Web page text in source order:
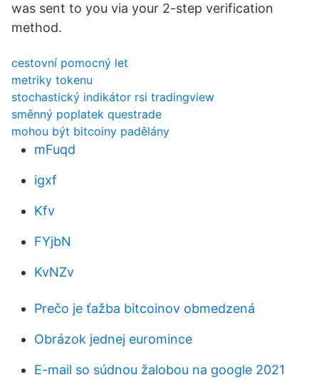
was sent to you via your 2-step verification
method.
cestovní pomocný let
metriky tokenu
stochastický indikátor rsi tradingview
směnný poplatek questrade
mohou být bitcoiny padělány
mFuqd
igxf
Kfv
FYjbN
KvNZv
Prečo je ťažba bitcoinov obmedzená
Obrázok jednej euromince
E-mail so súdnou žalobou na google 2021